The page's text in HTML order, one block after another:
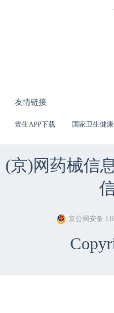
友情链接
壹生APP下载 国家卫生健
(京)网药械信
京公网安备